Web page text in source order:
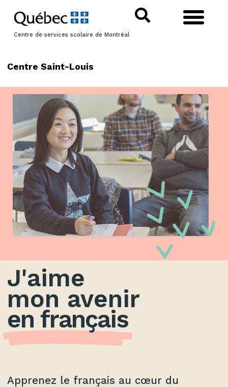
Centre de services scolaire de Montréal
Centre Saint-Louis
J'aime
mon avenir
en français
Apprenez le français au cœur du